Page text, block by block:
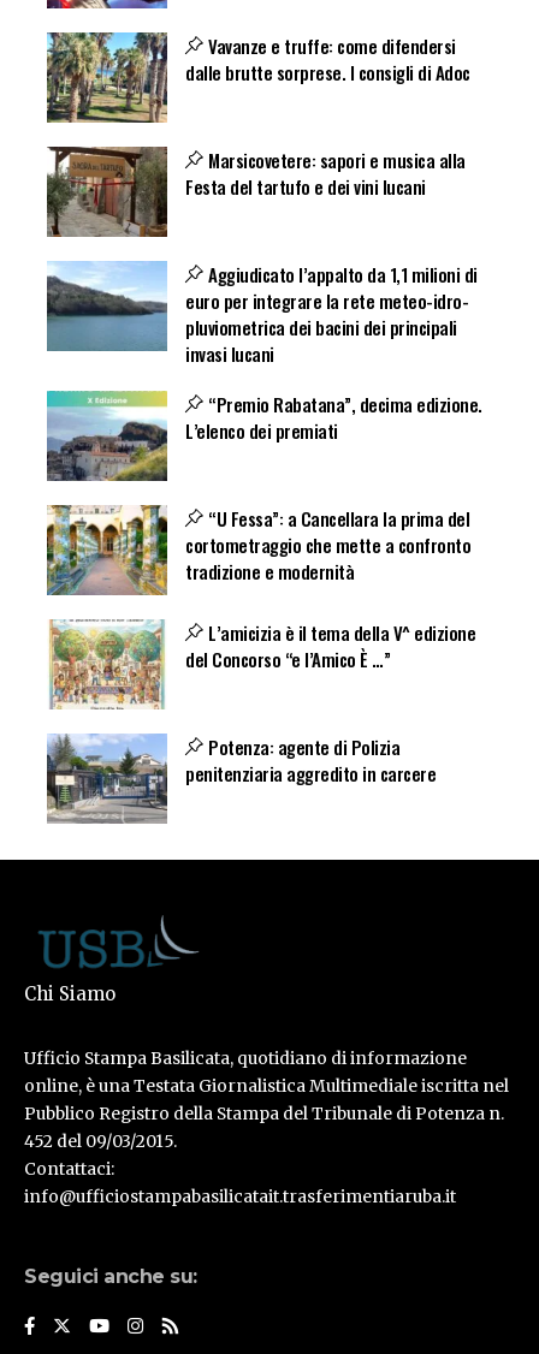
Vavanze e truffe: come difendersi
dalle brutte sorprese. I consigli di Adoc
Marsicovetere: sapori e musica alla
Festa del tartufo e dei vini lucani
Aggiudicato l’appalto da 1,1 milioni di
euro per integrare la rete meteo-idro-
pluviometrica dei bacini dei principali
invasi lucani
“Premio Rabatana”, decima edizione.
L’elenco dei premiati
“U Fessa”: a Cancellara la prima del
cortometraggio che mette a confronto
tradizione e modernità
L’amicizia è il tema della V^ edizione
del Concorso “e l’Amico È …”
Potenza: agente di Polizia
penitenziaria aggredito in carcere
Chi Siamo
Ufficio Stampa Basilicata, quotidiano di informazione
online, è una Testata Giornalistica Multimediale iscritta nel
Pubblico Registro della Stampa del Tribunale di Potenza n.
452 del 09/03/2015.
Contattaci:
info@ufficiostampabasilicatait.trasferimentiaruba.it
Seguici anche su: